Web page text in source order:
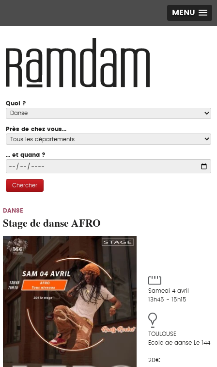
MENU
Quoi ?
Près de chez vous...
... et quand ?
Chercher
DANSE
Stage de danse AFRO
Samedi 4 avril
13h45 - 15h15
TOULOUSE
Ecole de danse Le 144
20€